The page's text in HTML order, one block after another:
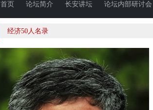
首页 论坛简介 长安讲坛 论坛内部研讨会
经济50人名录